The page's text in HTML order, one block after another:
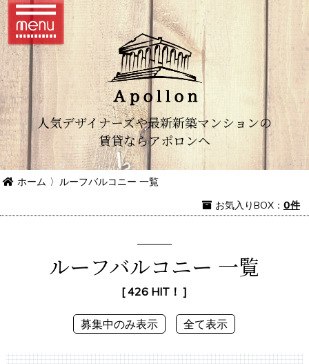
人気デザイナーズや最新新築マンションの
賃貸ならアポロンへ
ホーム 〉 ルーフバルコニー 一覧
お気入りBOX： 0件
ルーフバルコニー 一覧
[ 426 HIT！ ]
募集中のみ表示 全て表示